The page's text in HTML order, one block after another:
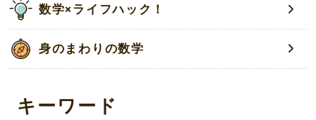
数学×ライフハック！
身のまわりの数学
キーワード